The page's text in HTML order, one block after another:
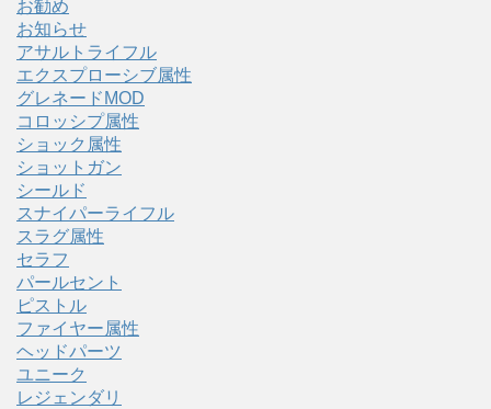
お勧め
お知らせ
アサルトライフル
エクスプローシブ属性
グレネードMOD
コロッシプ属性
ショック属性
ショットガン
シールド
スナイパーライフル
スラグ属性
セラフ
パールセント
ピストル
ファイヤー属性
ヘッドパーツ
ユニーク
レジェンダリ